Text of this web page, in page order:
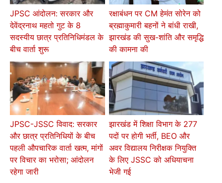
JPSC आंदोलन: सरकार और
देवेंद्रनाथ महतो गुट के 8
सदस्यीय छात्र प्रतिनिधिमंडल के
बीच वार्ता शुरू
रक्षाबंधन पर CM हेमंत सोरेन को
ब्रह्माकुमारी बहनों ने बांधी राखी,
झारखंड की सुख-शांति और समृद्धि
की कामना की
JPSC-JSSC विवाद: सरकार
और छात्र प्रतिनिधियों के बीच
पहली औपचारिक वार्ता खत्म, मांगों
पर विचार का भरोसा; आंदोलन
रहेगा जारी
झारखंड में शिक्षा विभाग के 277
पदों पर होगी भर्ती, BEO और
अवर विद्यालय निरीक्षक नियुक्ति
के लिए JSSC को अधियाचना
भेजी गई